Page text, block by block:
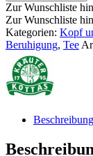
Zur Wunschliste
Zur Wunschliste
Kategorien: Kopf
Beruhigung, Tee
Beschreibung